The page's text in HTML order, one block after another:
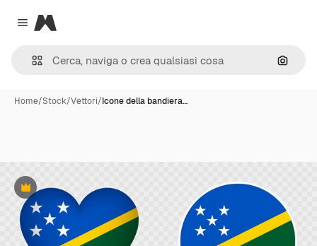
Close menu
Magnific
Cerca
Home/Stock/Vettori/Icone della bandiera…
Premium